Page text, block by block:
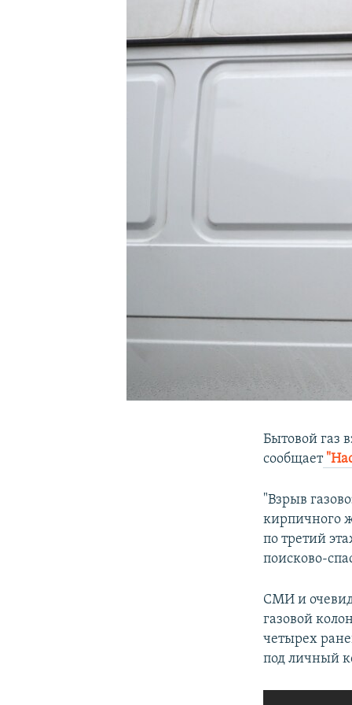
Бытовой газ
сообщает
"Взрыв
кирпичного
по третий
поисково-
СМИ и
газовой
четырех
под личный